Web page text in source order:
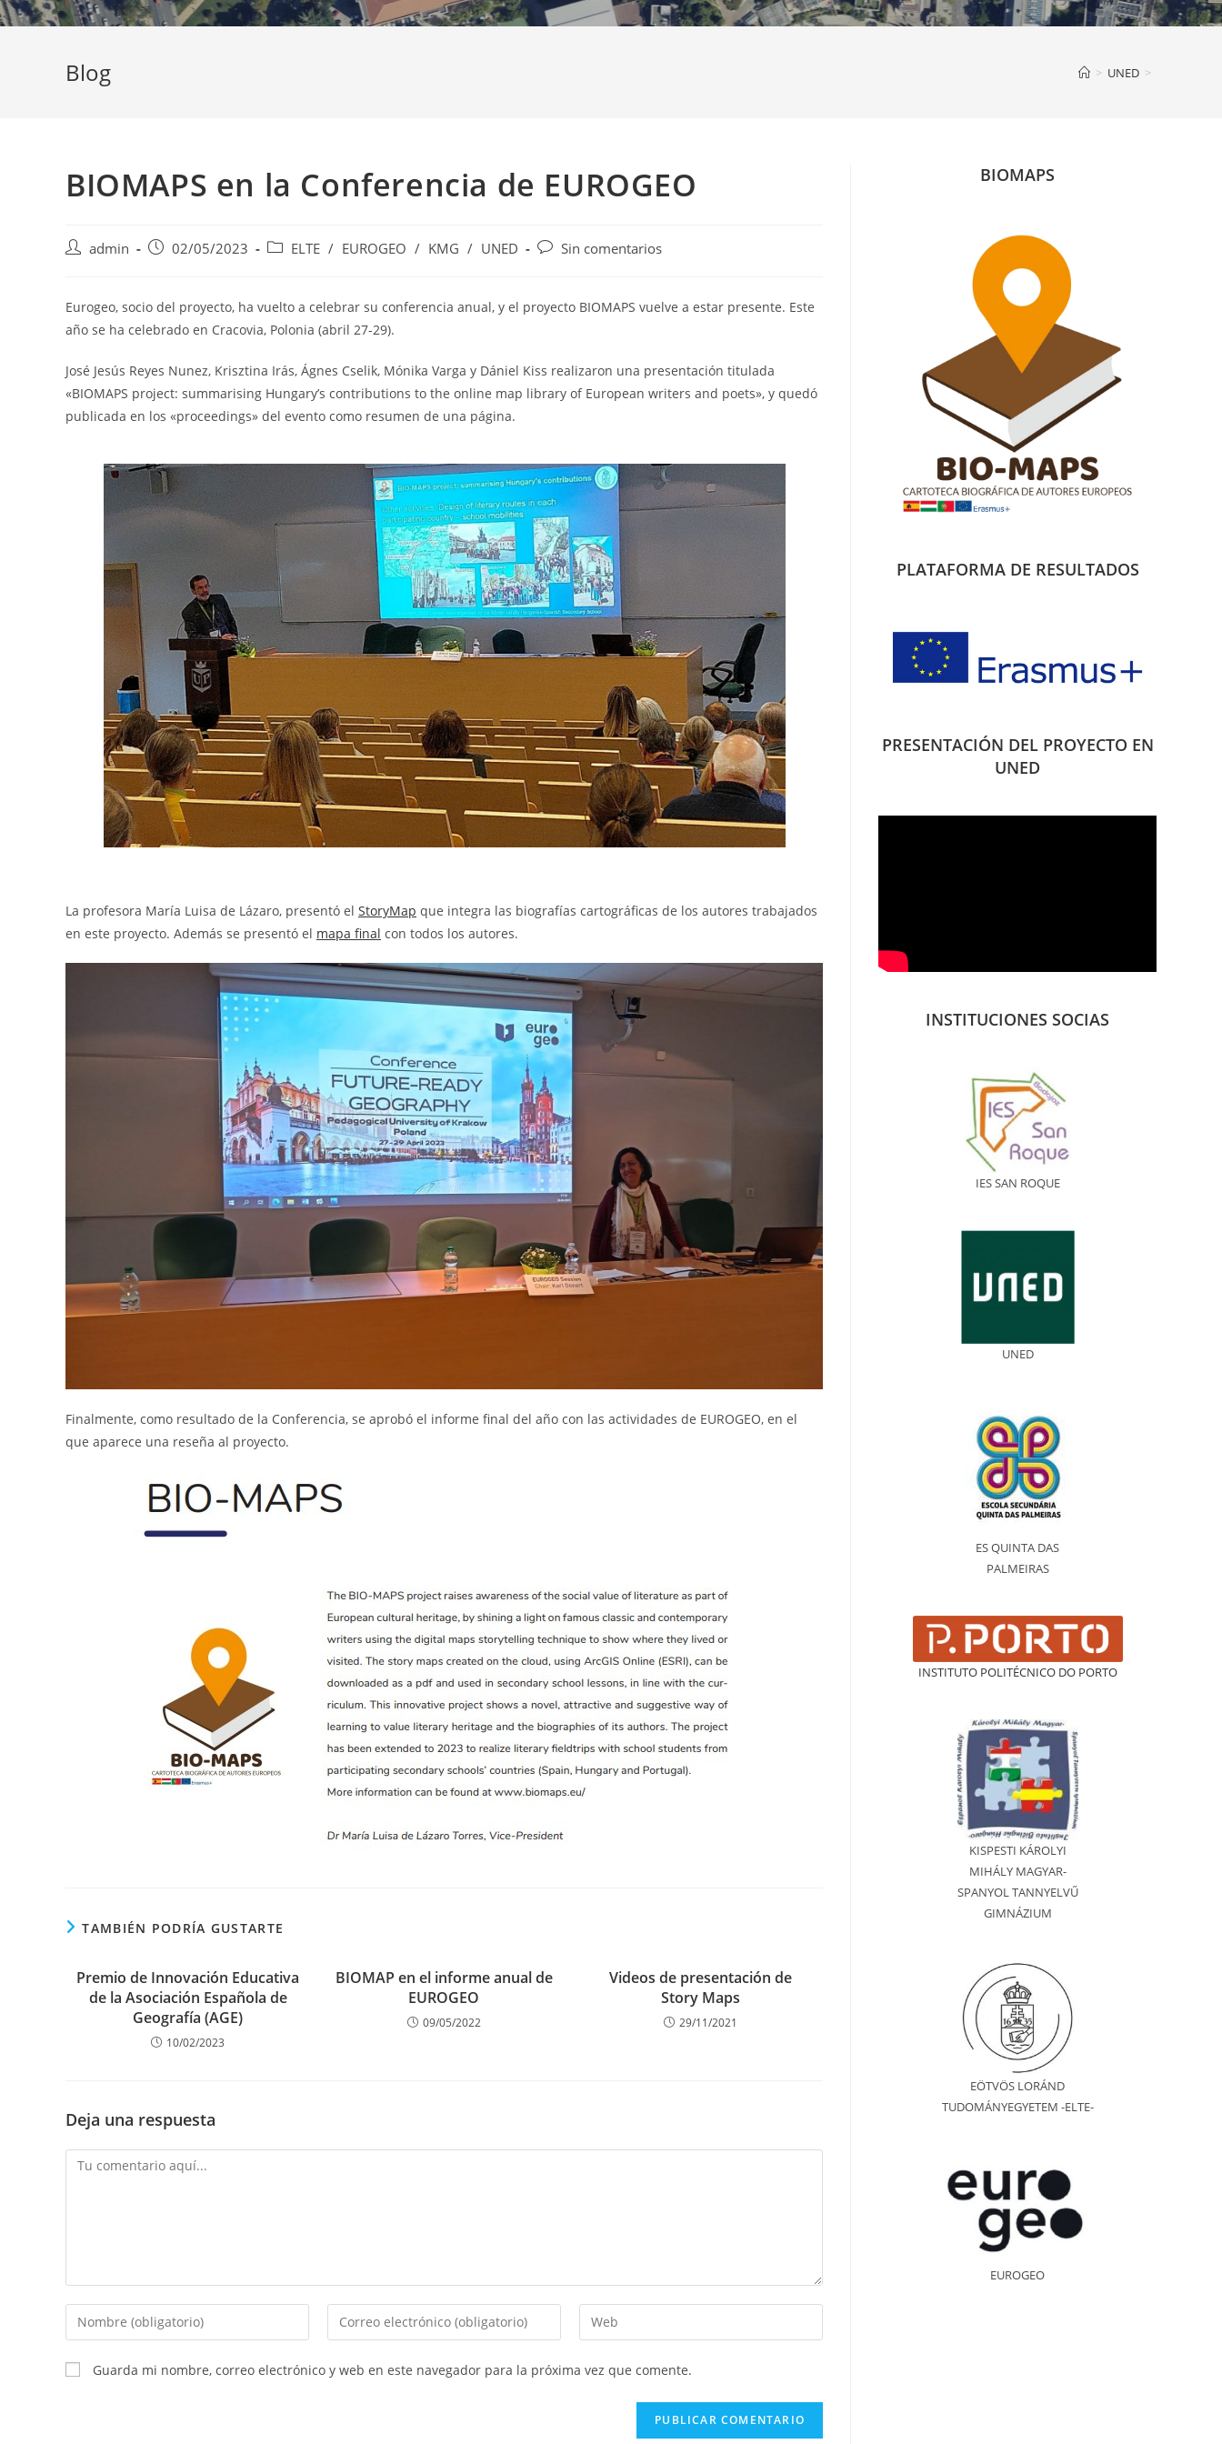
Blog > UNED >
BIOMAPS en la Conferencia de EUROGEO
Autor
entrada:
admin
Publicación
entrada:
02/05/2023
Categoría
entrada:
ELTE / EUROGEO / KMG / UNED
Comentarios
entrada:
Sin comentarios
Eurogeo, socio del proyecto, ha vuelto a celebrar su conferencia anual, y el proyecto BIOMAPS vuelve a estar presente. Este
año se ha celebrado en Cracovia, Polonia (abril 27-29).
José Jesús Reyes Nunez, Krisztina Irás, Ágnes Cselik, Mónika Varga y Dániel Kiss realizaron una presentación titulada
«BIOMAPS project: summarising Hungary’s contributions to the online map library of European writers and poets», y quedó
publicada en los «proceedings» del evento como resumen de una página.
La profesora María Luisa de Lázaro, presentó el StoryMap que integra las biografías cartográficas de los autores trabajados
en este proyecto. Además se presentó el mapa final con todos los autores.
Finalmente, como resultado de la Conferencia, se aprobó el informe final del año con las actividades de EUROGEO, en el
que aparece una reseña al proyecto.
TAMBIÉN PODRÍA GUSTARTE
Premio de Innovación Educativa
de la Asociación Española de
Geografía (AGE)
10/02/2023
BIOMAP en el informe anual de
EUROGEO
09/05/2022
Videos de presentación de
Story Maps
29/11/2021
Deja una respuesta
Comentario
Introduce
tu
nombre
o
Introduce
tu
de
Introduce
la
Guarda mi nombre, correo electrónico y web en este navegador para la próxima vez que comente.
BIOMAPS
PLATAFORMA DE RESULTADOS
PRESENTACIÓN DEL PROYECTO EN
UNED
INSTITUCIONES SOCIAS
IES SAN ROQUE
UNED
ES QUINTA DAS
PALMEIRAS
INSTITUTO POLITÉCNICO DO PORTO
KISPESTI KÁROLYI
MIHÁLY MAGYAR-
SPANYOL TANNYELVŰ
GIMNÁZIUM
EÖTVÖS LORÁND
TUDOMÁNYEGYETEM -ELTE-
EUROGEO